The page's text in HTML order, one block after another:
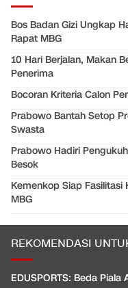
Bos Badan Gizi Ungkap
Rapat MBG
10 Hari Berjalan, Makan
Penerima
Bocoran Kriteria Calon
Prabowo Bantah Setop
Swasta
Prabowo Hadiri
Besok
Kemenkop Siap Fasilitasi
MBG
REKOMENDASI
EDUSPORTS: Beda